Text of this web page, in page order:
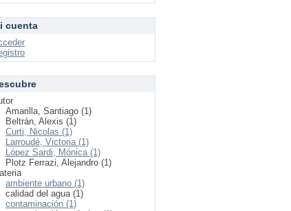
cuenta
Amarilla, Santiago (1)
Beltrán, Alexis (1)
Curti, Nicolas (1)
Larroudé, Victoria (1)
López Sardi, Mónica (1)
Plotz Ferrazi, Alejandro (1)
ambiente urbano (1)
calidad del agua (1)
contaminación (1)